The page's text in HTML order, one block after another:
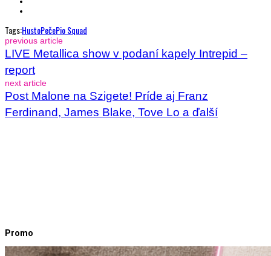
Tags:HustoPečePio Squad
previous article
LIVE Metallica show v podaní kapely Intrepid –
report
next article
Post Malone na Szigete! Príde aj Franz
Ferdinand, James Blake, Tove Lo a ďalší
Promo